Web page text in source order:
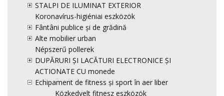
STALPI DE ILUMINAT EXTERIOR
Koronavírus-higiéniai eszközök
Fântâni publice și de grădină
Alte mobilier urban
Népszerű pollerek
DUPĂRURI ȘI LACĂTURI ELECTRONICE ȘI
ACTIONATE CU monede
Echipament de fitness și sport în aer liber
Közkedvelt fitnesz eszközök